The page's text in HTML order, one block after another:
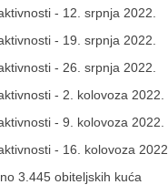
- 12. srpnja 2022.
- 19. srpnja 2022.
- 26. srpnja 2022.
- 2. kolovoza 2022.
- 9. kolovoza 2022.
- 16. kolovoza 2022.
3.445 obiteljskih kuća